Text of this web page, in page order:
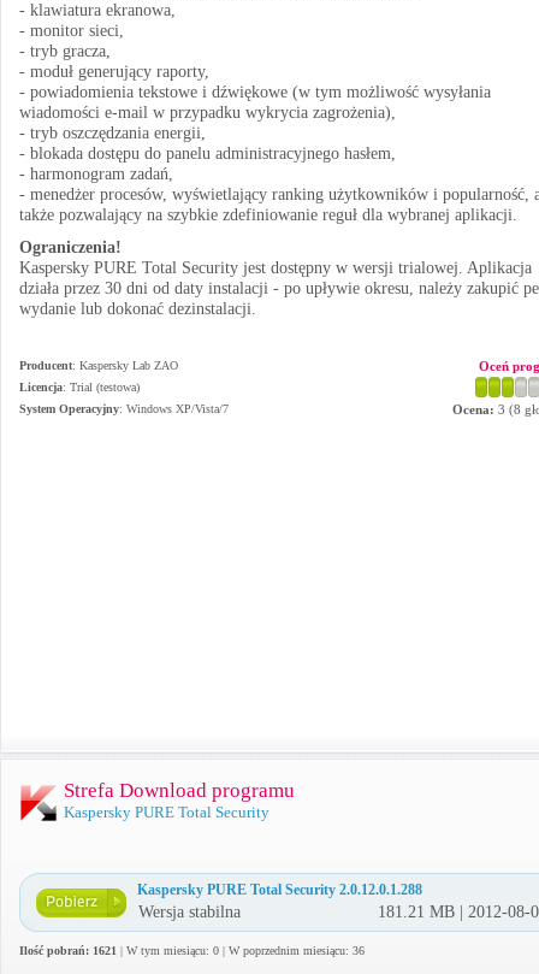
- klawiatura ekranowa,
- monitor sieci,
- tryb gracza,
- moduł generujący raporty,
- powiadomienia tekstowe i dźwiękowe (w tym możliwość wysyłania
wiadomości e-mail w przypadku wykrycia zagrożenia),
- tryb oszczędzania energii,
- blokada dostępu do panelu administracyjnego hasłem,
- harmonogram zadań,
- menedżer procesów, wyświetlający ranking użytkowników i popularność,
także pozwalający na szybkie zdefiniowanie reguł dla wybranej aplikacji.
Ograniczenia!
Kaspersky PURE Total Security jest dostępny w wersji trialowej. Aplikacja
działa przez 30 dni od daty instalacji - po upływie okresu, należy zakupić
wydanie lub dokonać dezinstalacji.
Producent: Kaspersky Lab ZAO
Licencja: Trial (testowa)
System Operacyjny: Windows XP/Vista/7
Oceń
Ocena: 3 (8
Strefa Download programu
Kaspersky PURE Total Security
Kaspersky PURE Total Security 2.0.12.0.1.288
Wersja stabilna 181.21 MB | 2012-08-
Ilość pobrań: 1621 | W tym miesiącu: 0 | W poprzednim miesiącu: 36